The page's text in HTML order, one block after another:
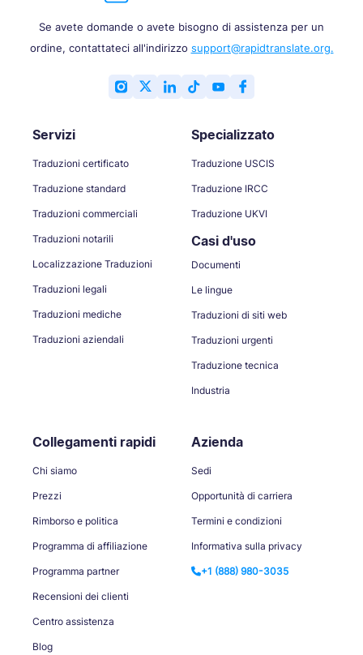
Se avete domande o avete bisogno di assistenza per un
ordine, contattateci all'indirizzo support@rapidtranslate.org.
Servizi
Traduzioni certificato
Traduzione standard
Traduzioni commerciali
Traduzioni notarili
Localizzazione Traduzioni
Traduzioni legali
Traduzioni mediche
Traduzioni aziendali
Specializzato
Traduzione USCIS
Traduzione IRCC
Traduzione UKVI
Casi d'uso
Documenti
Le lingue
Traduzioni di siti web
Traduzioni urgenti
Traduzione tecnica
Industria
Collegamenti rapidi
Chi siamo
Prezzi
Rimborso e politica
Programma di affiliazione
Programma partner
Recensioni dei clienti
Centro assistenza
Blog
Azienda
Sedi
Opportunità di carriera
Termini e condizioni
Informativa sulla privacy
+1 (888) 980-3035